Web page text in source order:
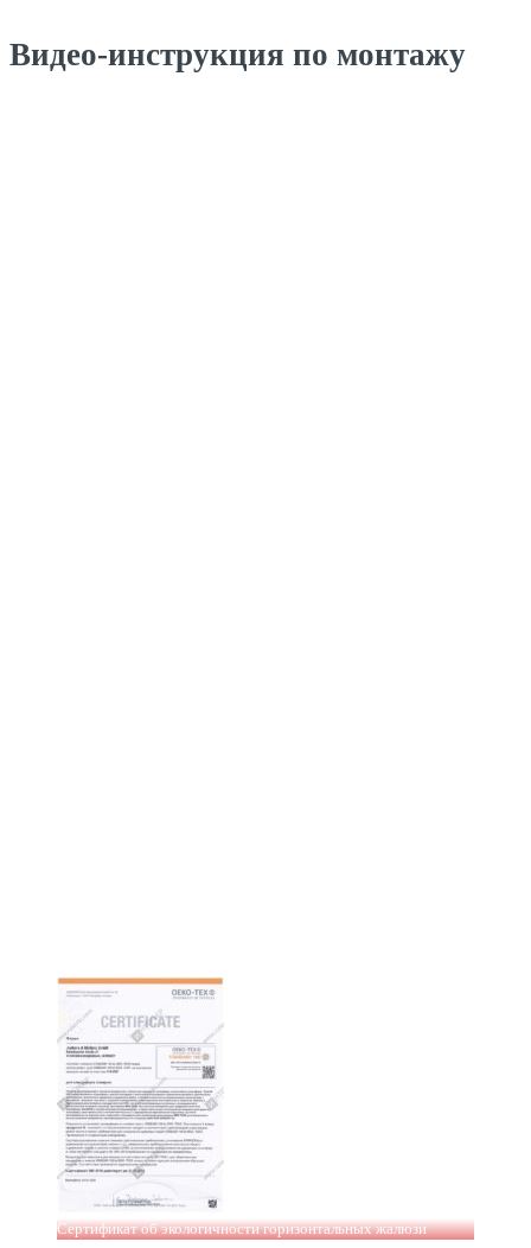
Видео-инструкция по монтажу
Сертификат об экологичности горизонтальных жалюзи